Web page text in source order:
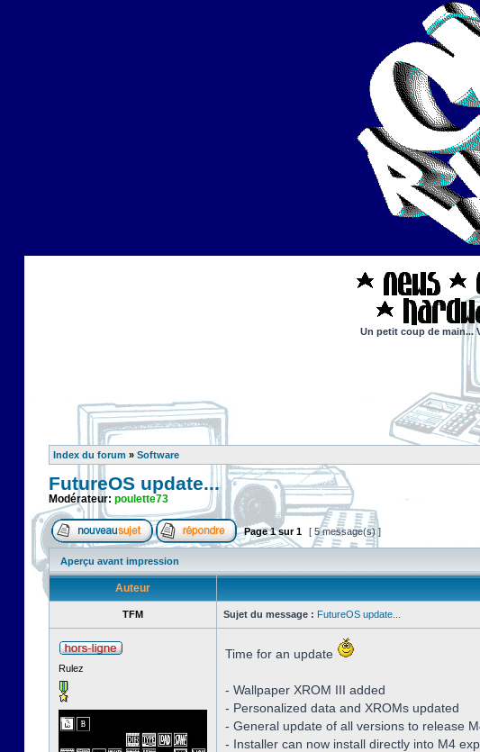
Un petit coup de main...
Index du forum » Software
FutureOS update...
Modérateur: poulette73
Page1sur1 [ 5 message(s) ]
Aperçu avant impression
Auteur
TFM Sujet du message : FutureOS update...
Rulez
Time for an update
- Wallpaper XROM III added
- Personalized data and XROMs updated
- General update of all versions to release
- Installer can now install directly into M4